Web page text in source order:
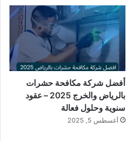
أفضل شركة مكافحة حشرات
بالرياض والخرج 2025 – عقود
سنوية وحلول فعالة
أغسطس 5, 2025